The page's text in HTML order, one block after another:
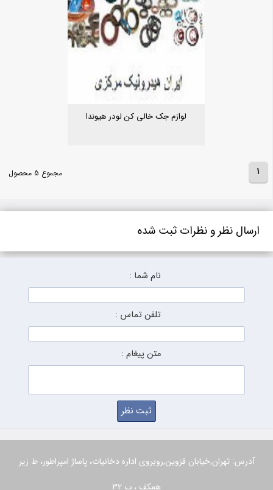
لوازم جک خالی کن لودر هیوندا
1 مجموع 5 محصول
ارسال نظر و نظرات ثبت شده
نام شما :
تلفن تماس :
متن پیغام :
آدرس: تهران,خیابان قزوین,روبروی اداره دخانیات، پاساژ امپراطور، ط زیر
همکف ، پ 32